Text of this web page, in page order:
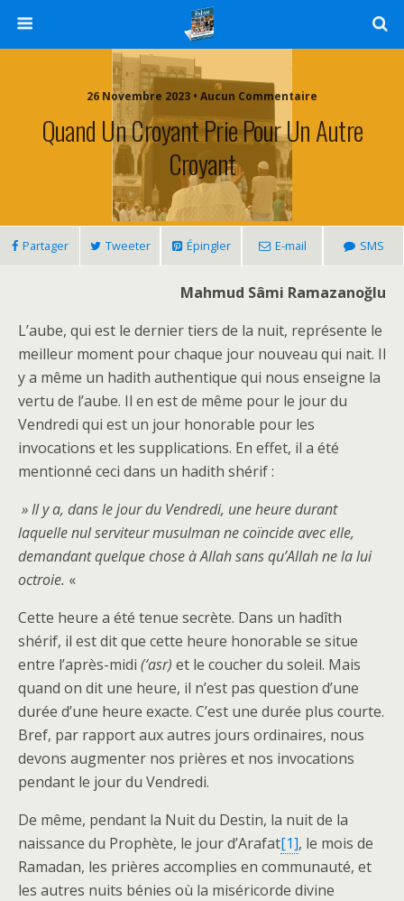
26 Novembre 2023 • Aucun Commentaire
Quand Un Croyant Prie Pour Un Autre
Croyant
Partager Tweeter Épingler E-mail SMS
Mahmud Sâmi Ramazanoğlu
L’aube, qui est le dernier tiers de la nuit, représente le
meilleur moment pour chaque jour nouveau qui nait. Il
y a même un hadith authentique qui nous enseigne la
vertu de l’aube. Il en est de même pour le jour du
Vendredi qui est un jour honorable pour les
invocations et les supplications. En effet, il a été
mentionné ceci dans un hadith shérif :
» Il y a, dans le jour du Vendredi, une heure durant
laquelle nul serviteur musulman ne coïncide avec elle,
demandant quelque chose à Allah sans qu’Allah ne la lui
octroie. «
Cette heure a été tenue secrète. Dans un hadîth
shérif, il est dit que cette heure honorable se situe
entre l’après-midi (‘asr) et le coucher du soleil. Mais
quand on dit une heure, il n’est pas question d’une
durée d’une heure exacte. C’est une durée plus courte.
Bref, par rapport aux autres jours ordinaires, nous
devons augmenter nos prières et nos invocations
pendant le jour du Vendredi.
De même, pendant la Nuit du Destin, la nuit de la
naissance du Prophète, le jour d’Arafat[1], le mois de
Ramadan, les prières accomplies en communauté, et
les autres nuits bénies où la miséricorde divine